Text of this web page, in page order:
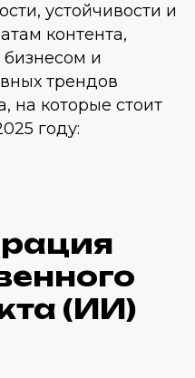
устойчивости и
контента,
и
трендов
на которые стоит
году:
(ИИ)